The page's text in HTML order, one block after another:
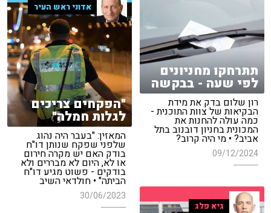
תתרחקו מחניונים
לפי שעה - בבקשה
רון שלום בדק את מידת
הבקיאות של צוות התוכנית -
כמה עולה להחנות את
המכונית בחניון דובנוב בתל
אביב? • מי היה קרוב?
09/12/2024
אדוני ראש העיר
"הפקחים צריכים
לגלות חמלה"
המאזין: "בעבר היה נהוג
שלפני שפקח שנותן דו"ח
בודק האם יש מקרה חירום
או לא, היום לא מבררים ולא
בודקים - פשוט מגיע דו"ח
הביתה" • חולדאי השיב
30/06/2023
גיא פלג